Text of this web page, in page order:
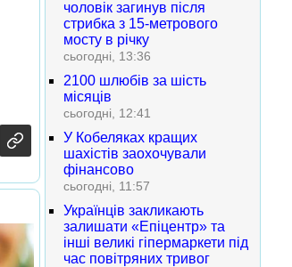
чоловік загинув після
стрибка з 15-метрового
мосту в річку
сьогодні, 13:36
2100 шлюбів за шість
місяців
сьогодні, 12:41
У Кобеляках кращих
шахістів заохочували
фінансово
сьогодні, 11:57
Українців закликають
залишати «Епіцентр» та
інші великі гіпермаркети під
час повітряних тривог